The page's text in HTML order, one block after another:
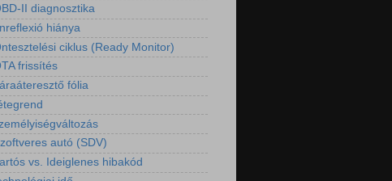
II diagnosztika
hiánya
ciklus (Ready Monitor)
frissítés
fólia
autó (SDV)
vs. Ideiglenes hibakód